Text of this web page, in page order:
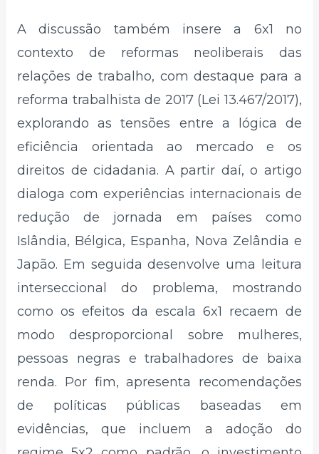
A discussão também insere a 6x1 no
contexto de reformas neoliberais das
relações de trabalho, com destaque para a
reforma trabalhista de 2017 (Lei 13.467/2017),
explorando as tensões entre a lógica de
eficiência orientada ao mercado e os
direitos de cidadania. A partir daí, o artigo
dialoga com experiências internacionais de
redução de jornada em países como
Islândia, Bélgica, Espanha, Nova Zelândia e
Japão. Em seguida desenvolve uma leitura
interseccional do problema, mostrando
como os efeitos da escala 6x1 recaem de
modo desproporcional sobre mulheres,
pessoas negras e trabalhadores de baixa
renda. Por fim, apresenta recomendações
de políticas públicas baseadas em
evidências, que incluem a adoção do